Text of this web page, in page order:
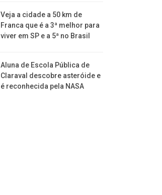
Veja a cidade a 50 km de
Franca que é a 3ª melhor para
viver em SP e a 5ª no Brasil
Aluna de Escola Pública de
Claraval descobre asteróide e
é reconhecida pela NASA